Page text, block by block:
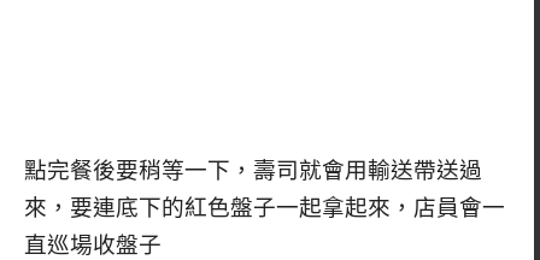
點完餐後要稍等一下，壽司就會用輸送帶送過
來，要連底下的紅色盤子一起拿起來，店員會一
直巡場收盤子